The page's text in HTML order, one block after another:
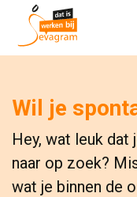
Wil je
Hey, wat leuk dat
naar op zoek?
wat je binnen de